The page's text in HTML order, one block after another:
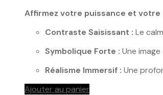
Affirmez votre puissance et
Contraste Saisissant : Le
Symbolique Forte : Une
Réalisme Immersif : Une
Ajouter au panier